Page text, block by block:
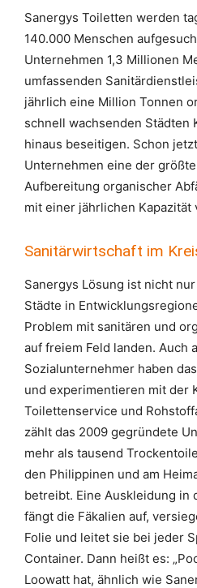
Sanergy hat in
Kenia rund
5.000 Fresh
Life Toiletten
aufgestellt.
Sanergys Toiletten werden
140.000 Menschen
Unternehmen 1,3 Millionen
umfassenden
jährlich eine Million Tonnen
schnell wachsenden Städten
hinaus beseitigen. Schon
Unternehmen eine der
Aufbereitung organischer
mit einer jährlichen Kapazität
Sanitärwirtschaft im
Sanergys Lösung ist nicht
Städte in
Problem mit sanitären und
auf freiem Feld landen. Auch
Sozialunternehmer haben
und experimentieren mit der
Toilettenservice und
zählt das 2009 gegründete
mehr als tausend
den Philippinen und am
betreibt. Eine Auskleidung in
fängt die Fäkalien auf,
Folie und leitet sie bei jeder
Container. Dann heißt es:
Loowatt hat, ähnlich wie